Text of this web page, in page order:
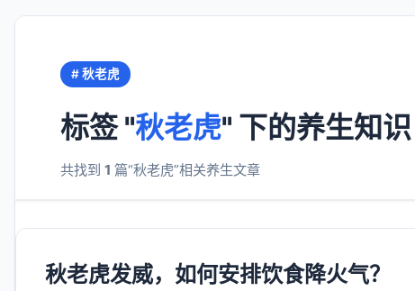
# 秋老虎
标签 "秋老虎" 下的养生知识
共找到 1 篇“秋老虎”相关养生文章
秋老虎发威，如何安排饮食降火气？